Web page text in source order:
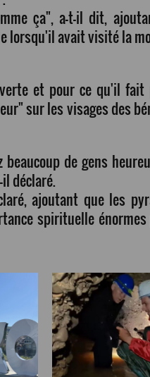
ça", a-t-il dit,
lorsqu'il avait visité la
et pour ce qu'il
sur les visages des
de gens
déclaré.
ajoutant que les
spirituelle